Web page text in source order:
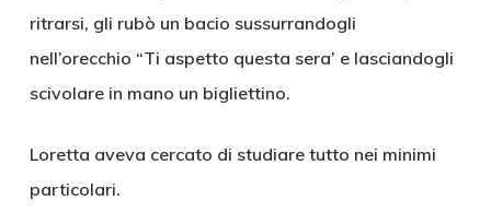
ritrarsi, gli rubò un bacio sussurrandogli
nell’orecchio “Ti aspetto questa sera’ e lasciandogli
scivolare in mano un bigliettino.
Loretta aveva cercato di studiare tutto nei minimi
particolari.